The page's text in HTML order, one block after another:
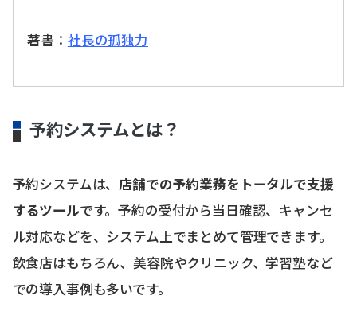
著書： 社長の孤独力
予約システムとは？
予約システムは、 店舗での予約業務をトータルで支援
するツールです。予約の受付から当日確認、キャンセ
ル対応などを、システム上でまとめて管理できます。
飲食店はもちろん、美容院やクリニック、学習塾など
での導入事例も多いです。